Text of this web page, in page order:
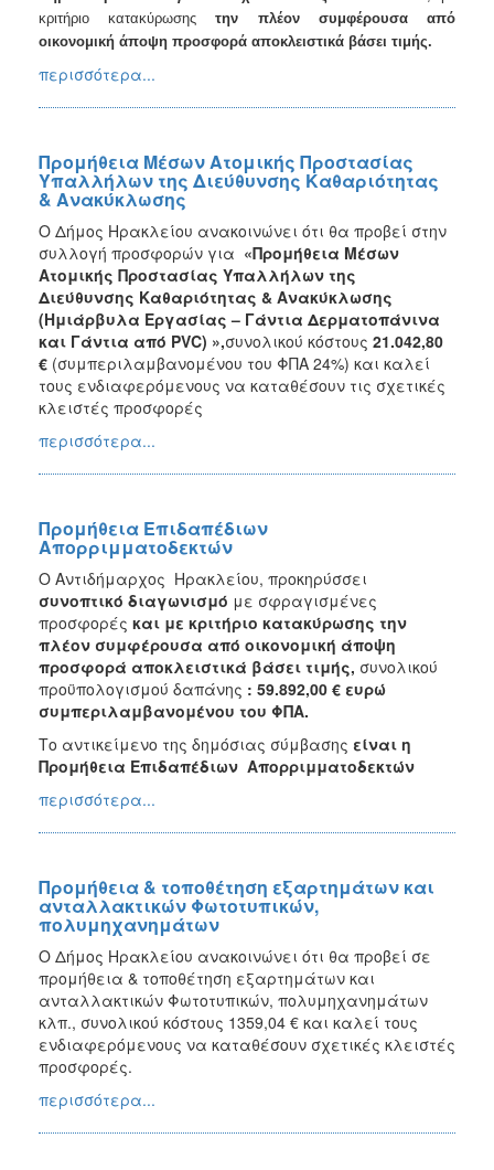
κριτήριο κατακύρωσηςτην πλέον συμφέρουσα από
οικονομική άποψη προσφορά αποκλειστικά βάσει τιμής.
περισσότερα...
Προμήθεια Μέσων Ατομικής Προστασίας
Υπαλλήλων της Διεύθυνσης Καθαριότητας
& Ανακύκλωσης
Ο Δήμος Ηρακλείου ανακοινώνει ότι θα προβεί στην
συλλογή προσφορών για «Προμήθεια Μέσων
Ατομικής Προστασίας Υπαλλήλων της
Διεύθυνσης Καθαριότητας & Ανακύκλωσης
(Ημιάρβυλα Εργασίας – Γάντια Δερματοπάνινα
και Γάντια από PVC) »,συνολικού κόστους 21.042,80
€ (συμπεριλαμβανομένου του ΦΠΑ 24%) και καλεί
τους ενδιαφερόμενους να καταθέσουν τις σχετικές
κλειστές προσφορές
περισσότερα...
Προμήθεια Επιδαπέδιων
Απορριμματοδεκτών
Ο Αντιδήμαρχος Ηρακλείου, προκηρύσσει
συνοπτικό διαγωνισμό με σφραγισμένες
προσφορές και με κριτήριο κατακύρωσης την
πλέον συμφέρουσα από οικονομική άποψη
προσφορά αποκλειστικά βάσει τιμής, συνολικού
προϋπολογισμού δαπάνης : 59.892,00 € ευρώ
συμπεριλαμβανομένου του ΦΠΑ.
Το αντικείμενο της δημόσιας σύμβασης είναι η
Προμήθεια Επιδαπέδιων Απορριμματοδεκτών
περισσότερα...
Προμήθεια & τοποθέτηση εξαρτημάτων και
ανταλλακτικών Φωτοτυπικών,
πολυμηχανημάτων
Ο Δήμος Ηρακλείου ανακοινώνει ότι θα προβεί σε
προμήθεια & τοποθέτηση εξαρτημάτων και
ανταλλακτικών Φωτοτυπικών, πολυμηχανημάτων
κλπ., συνολικού κόστους 1359,04 € και καλεί τους
ενδιαφερόμενους να καταθέσουν σχετικές κλειστές
προσφορές.
περισσότερα...